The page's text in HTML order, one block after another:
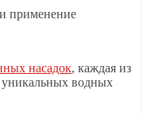
насадок, каждая из
уникальных водных